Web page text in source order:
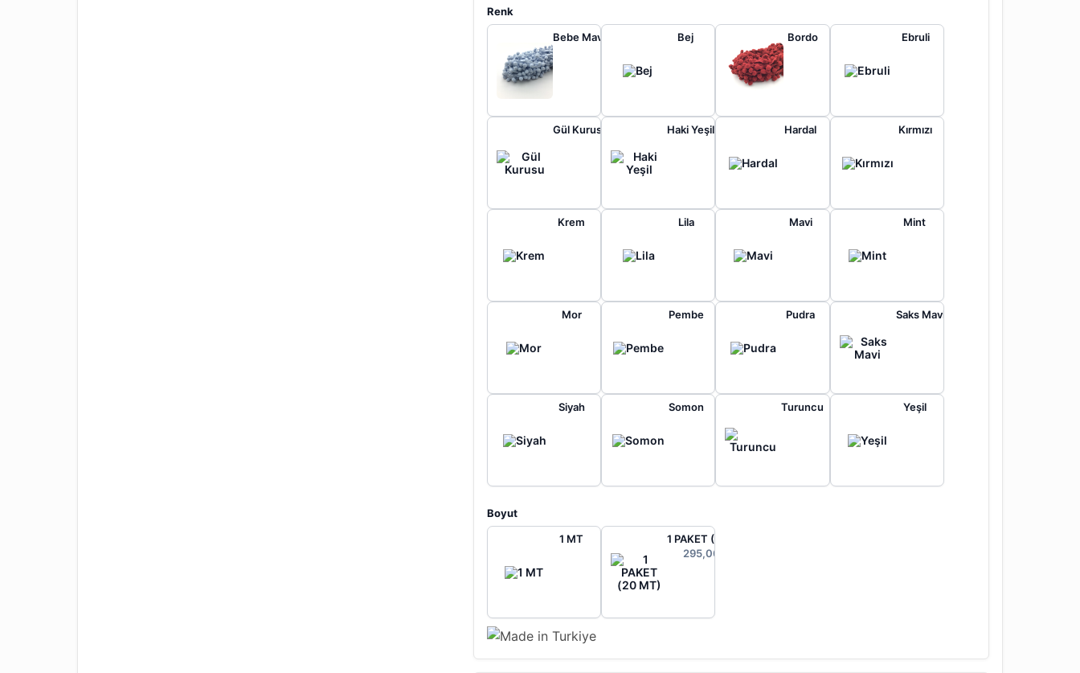
Renk
Bebe Mavi
Bej Bordo Ebruli
Gül Kurusu Haki Yeşil Hardal Kırmızı
Krem Lila Mavi Mint
Mor Pembe Pudra Saks Mavi
Siyah Somon Turuncu Yeşil
Boyut
1 MT
1 PAKET (20 MT)
295,00 TL